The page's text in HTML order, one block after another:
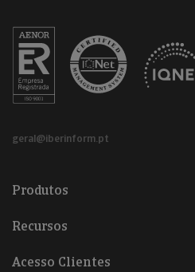
geral@iberinform.pt
Produtos
Recursos
Acesso Clientes